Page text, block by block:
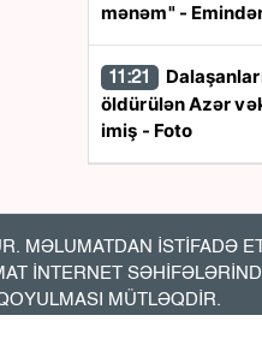
mənəm" -
11:21
öldürülən Azər
imiş - Foto
ABŞ -Azərbaycan iqtisadi
əlaqələrində yeni
milyard dollarlıq
MƏLUMATDAN İSTİFADƏ
İNTERNET
MÜTLƏQDİR.